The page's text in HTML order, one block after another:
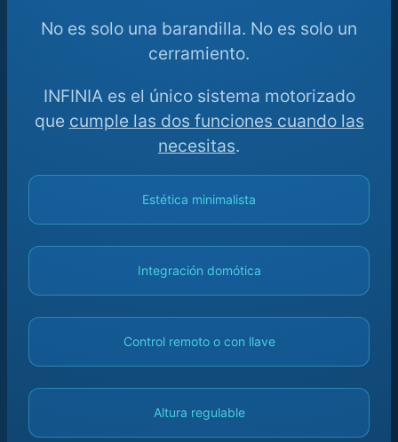
No es solo una barandilla. No es solo un
cerramiento.
INFINIA es el único sistema motorizado
que cumple las dos funciones cuando las
necesitas.
Estética minimalista
Integración domótica
Control remoto o con llave
Altura regulable